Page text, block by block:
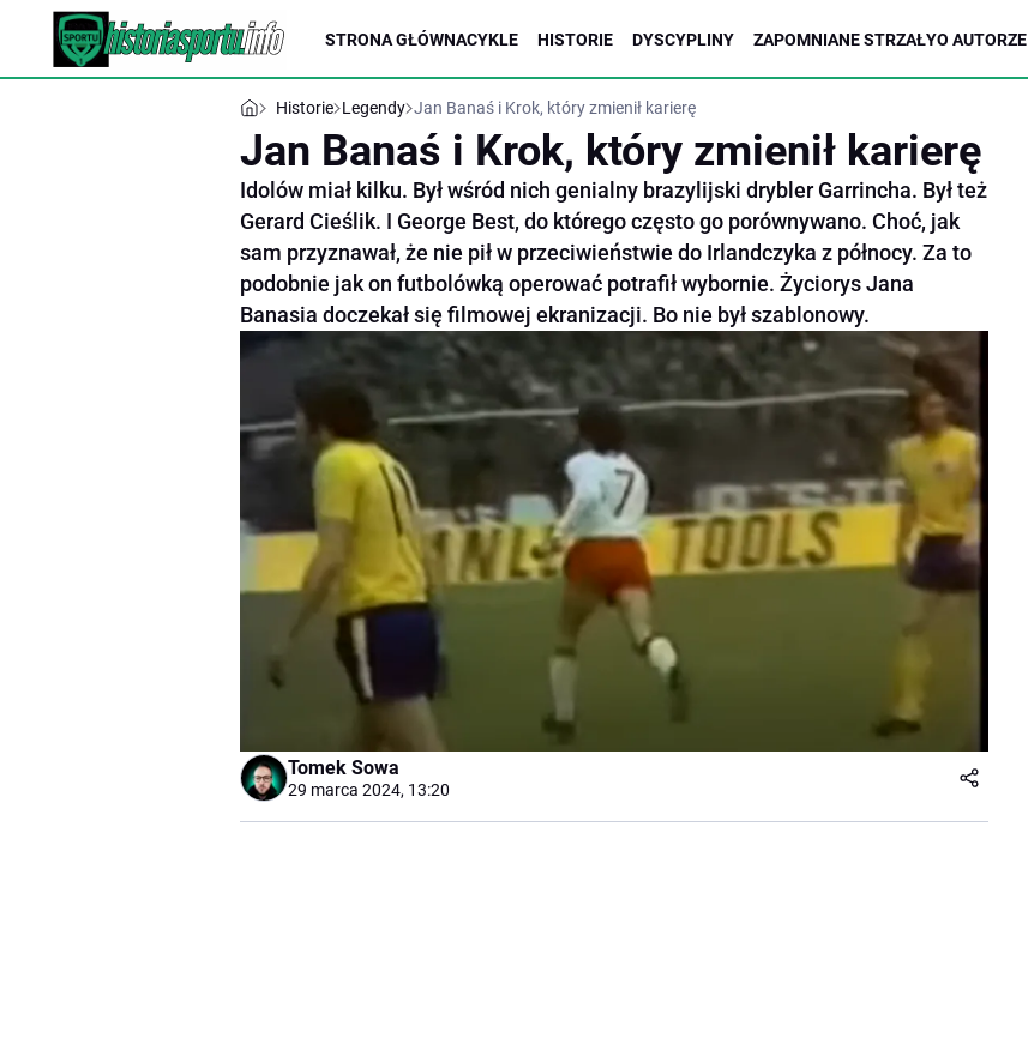
STRONA GŁÓWNACYKLE HISTORIE DYSCYPLINY ZAPOMNIANE STRZAŁYO AUTORZE
Historie Legendy Jan Banaś i Krok, który zmienił karierę
Jan Banaś i Krok, który zmienił karierę
Idolów miał kilku. Był wśród nich genialny brazylijski drybler Garrincha. Był też
Gerard Cieślik. I George Best, do którego często go porównywano. Choć, jak
sam przyznawał, że nie pił w przeciwieństwie do Irlandczyka z północy. Za to
podobnie jak on futbolówką operować potrafił wybornie. Życiorys Jana
Banasia doczekał się filmowej ekranizacji. Bo nie był szablonowy.
Tomek Sowa
29 marca 2024, 13:20